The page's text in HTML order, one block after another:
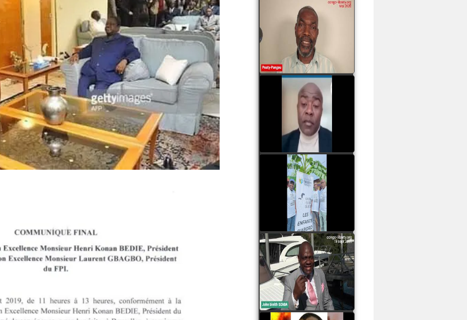
POATY PANGOU
parle de la coquille vide
Collinet Makosso, des
assassinats des jeunes
par Serge OBOA
watch video
Sassou Nguesso est
revenu au pouvoir par
les armes, il ne quittera
le pouvoir que par la
force
watch video
watch video
John Binith Dzaba
s'exprime sur le voyage
de Rodrigue Malanda
Samba à Paris
watch video